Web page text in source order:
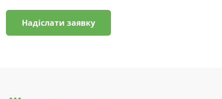
Надіслати заявку